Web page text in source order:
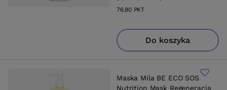
76.90PKTpunktów
Do koszyka
Maska Mila BE ECO SOS
Nutrition Mask Regeneracja